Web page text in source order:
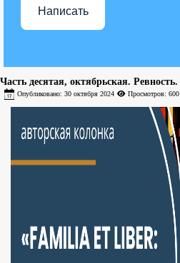
Написать
Часть десятая, октябрьская. Ревность.
Опубликовано: 30 октября 2024 Просмотров: 600